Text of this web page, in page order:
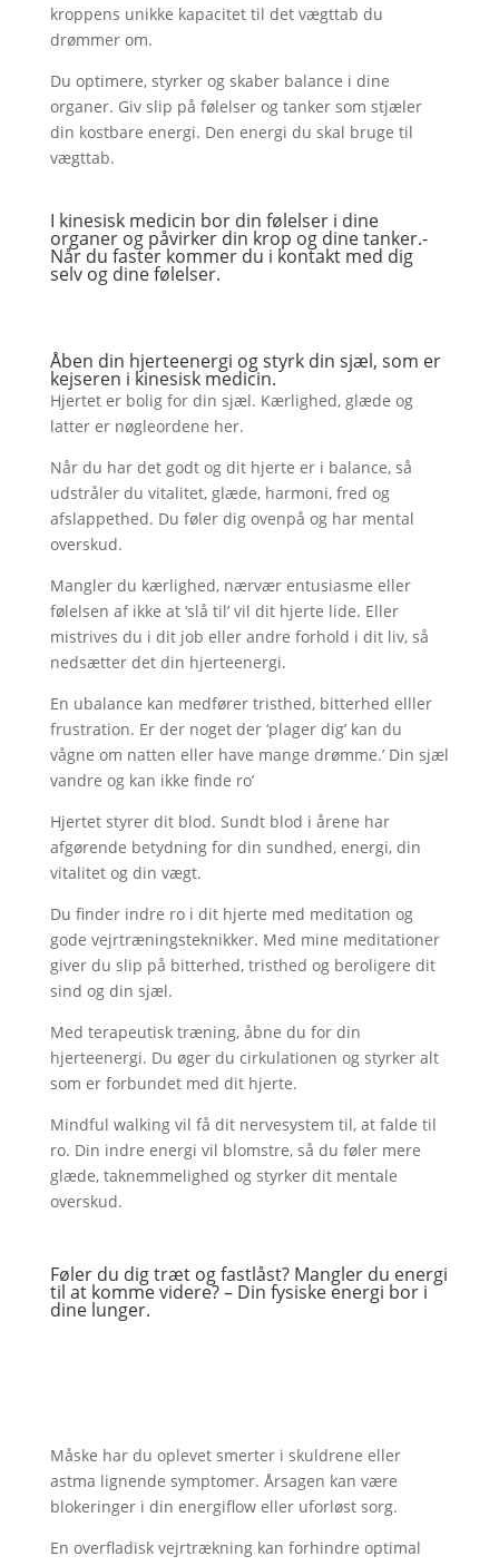
kroppens unikke kapacitet til det vægttab du
drømmer om.
Du optimere, styrker og skaber balance i dine
organer. Giv slip på følelser og tanker som stjæler
din kostbare energi. Den energi du skal bruge til
vægttab.
I kinesisk medicin bor din følelser i dine
organer og påvirker din krop og dine tanker.-
Når du fasterkommer du i kontakt med dig
selv og dine følelser.
Åben din hjerteenergi og styrk din sjæl, som er
kejseren i kinesisk medicin.
Hjertet er bolig for din sjæl. Kærlighed, glæde og
latter er nøgleordene her.
Når du har det godt og dit hjerte er i balance, så
udstråler du vitalitet, glæde, harmoni, fred og
afslappethed. Du føler dig ovenpå og har mental
overskud.
Mangler du kærlighed, nærvær entusiasme eller
følelsen af ikke at ‘slå til’ vil dit hjerte lide. Eller
mistrives du i dit job eller andre forhold i dit liv, så
nedsætter det din hjerteenergi.
En ubalance kan medfører tristhed, bitterhed elller
frustration. Er der noget der ‘plager dig’ kan du
vågne om natten eller have mange drømme.’ Din sjæl
vandre og kan ikke finde ro’
Hjertet styrer dit blod. Sundt blod i årene har
afgørende betydning for din sundhed, energi, din
vitalitet og din vægt.
Du finder indre ro i dit hjerte med meditation og
gode vejrtræningsteknikker. Med mine meditationer
giver du slip på bitterhed, tristhed og beroligere dit
sind og din sjæl.
Med terapeutisk træning, åbne du for din
hjerteenergi. Du øger du cirkulationen og styrker alt
som er forbundet med dit hjerte.
Mindful walking vil få dit nervesystem til, at falde til
ro. Din indre energi vil blomstre, så du føler mere
glæde, taknemmelighed og styrker dit mentale
overskud.
Føler du dig træt og fastlåst? Mangler du energi
til at komme videre? – Din fysiske energi bor i
dine lunger.
Måske har du oplevet smerter i skuldrene eller
astma lignende symptomer. Årsagen kan være
blokeringer i din energiflow eller uforløst sorg.
En overfladisk vejrtrækning kan forhindre optimal